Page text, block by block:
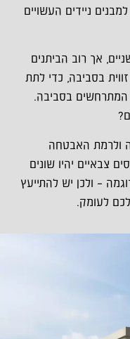
ניידים העשויים
אך רוב הביתנים
בסביבה, כדי לתת
המתרחשים בסביבה.
ולרמת האבטחה
צבאיים יהיו שונים
– ולכן יש להתייעץ
לעומק.